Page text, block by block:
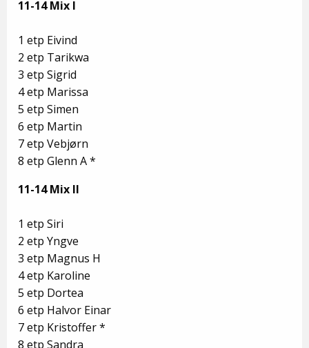
11-14 Mix I
1 etp Eivind
2 etp Tarikwa
3 etp Sigrid
4 etp Marissa
5 etp Simen
6 etp Martin
7 etp Vebjørn
8 etp Glenn A *
11-14 Mix II
1 etp Siri
2 etp Yngve
3 etp Magnus H
4 etp Karoline
5 etp Dortea
6 etp Halvor Einar
7 etp Kristoffer *
8 etp Sandra